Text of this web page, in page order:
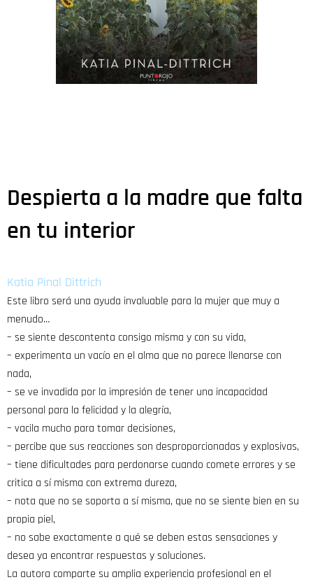
Despierta a la madre que falta
en tu interior
Katia Pinal Dittrich
Este libro será una ayuda invaluable para la mujer que muy a
menudo…
– se siente descontenta consigo misma y con su vida,
– experimenta un vacío en el alma que no parece llenarse con
nada,
– se ve invadida por la impresión de tener una incapacidad
personal para la felicidad y la alegría,
– vacila mucho para tomar decisiones,
– percibe que sus reacciones son desproporcionadas y explosivas,
– tiene dificultades para perdonarse cuando comete errores y se
critica a sí misma con extrema dureza,
– nota que no se soporta a sí misma, que no se siente bien en su
propia piel,
– no sabe exactamente a qué se deben estas sensaciones y
desea ya encontrar respuestas y soluciones.
La autora comparte su amplia experiencia profesional en el